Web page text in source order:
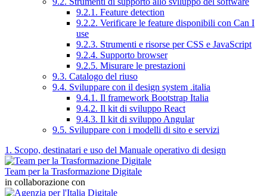
9.2.1. Feature detection
9.2.2. Verificare le feature disponibili con Can I
use
9.2.3. Strumenti e risorse per CSS e JavaScript
9.2.4. Supporto browser
9.2.5. Misurare le prestazioni
9.3. Catalogo del riuso
9.4. Sviluppare con il design system .italia
9.4.1. Il framework Bootstrap Italia
9.4.2. Il kit di sviluppo React
9.4.3. Il kit di sviluppo Angular
9.5. Sviluppare con i modelli di sito e servizi
1. Scopo, destinatari e uso del Manuale operativo di design
Team per la Trasformazione Digitale
in collaborazione con